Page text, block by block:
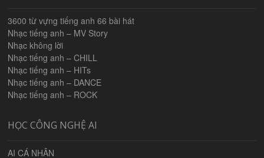
3600 từ vựng tiếng anh 66 bài hát
Nhạc tiếng anh – MV Story
Nhạc không lời
Nhạc tiếng anh – CHILL
Nhạc tiếng anh – HITs
Nhạc tiếng anh – DANCE
Nhạc tiếng anh – ROCK
HỌC CÔNG NGHỆ AI
AI CÁ NHÂN